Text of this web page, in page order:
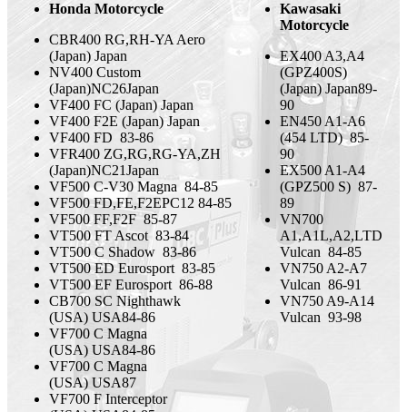
Honda Motorcycle
CBR400 RG,RH-YA Aero
(Japan) Japan
NV400 Custom
(Japan)NC26Japan
VF400 FC (Japan) Japan
VF400 F2E (Japan) Japan
VF400 FD 83-86
VFR400 ZG,RG,RG-YA,ZH
(Japan)NC21Japan
VF500 C-V30 Magna 84-85
VF500 FD,FE,F2EPC12 84-85
VF500 FF,F2F 85-87
VT500 FT Ascot 83-84
VT500 C Shadow 83-86
VT500 ED Eurosport 83-85
VT500 EF Eurosport 86-88
CB700 SC Nighthawk
(USA) USA84-86
VF700 C Magna
(USA) USA84-86
VF700 C Magna
(USA) USA87
VF700 F Interceptor
Kawasaki
Motorcycle
EX400 A3,A4
(GPZ400S)
(Japan) Japan89-
90
EN450 A1-A6
(454 LTD) 85-
90
EX500 A1-A4
(GPZ500 S) 87-
89
VN700
A1,A1L,A2,LTD
Vulcan 84-85
VN750 A2-A7
Vulcan 86-91
VN750 A9-A14
Vulcan 93-98